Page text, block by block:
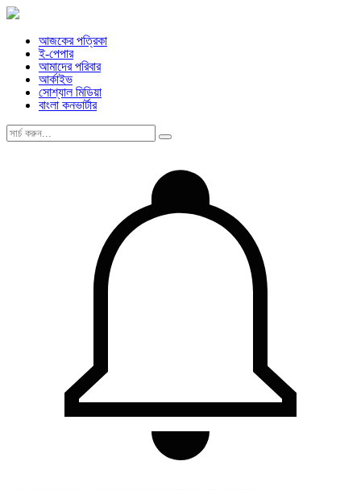
আজকের পত্রিকা
ই-পেপার
আমাদের পরিবার
আর্কাইভ
সোশ্যাল মিডিয়া
বাংলা কনভার্টার